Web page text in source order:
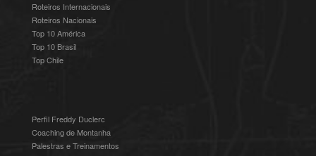
Roteiros Internacionais
Roteiros Nacionais
Top 10 América
Top 10 Brasil
Top Chile
Perfil Freddy Duclerc
Coaching de Montanha
Palestras e Treinamentos